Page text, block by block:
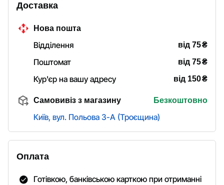
Доставка
Нова пошта
Відділення від 75₴
Поштомат
від 75₴
Кур'єр на вашу адресу
від 150₴
Самовивіз з магазину Безкоштовно
Київ, вул. Польова 3-А (Троєщина)
Оплата
Готівкою, банківською карткою при отриманні